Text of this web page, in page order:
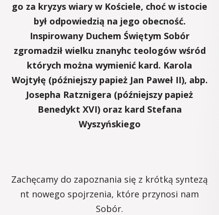
go za kryzys wiary w Kościele, choć w istocie
był odpowiedzią na jego obecność.
Inspirowany Duchem Świętym Sobór
zgromadził wielku znanyhc teologów wśród
których można wymienić kard. Karola
Wojtyłę (późniejszy papież Jan Paweł II), abp.
Josepha Ratznigera (późniejszy papież
Benedykt XVI) oraz kard Stefana
Wyszyńskiego
Zachęcamy do zapoznania się z krótką syntezą
nt nowego spojrzenia, które przynosi nam
Sobór.